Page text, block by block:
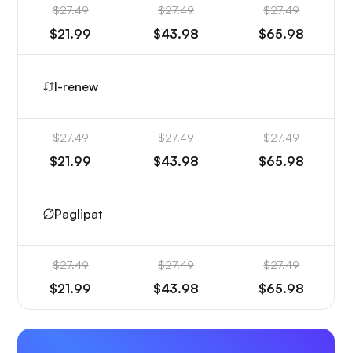
$27.49
$21.99
$27.49
$43.98
$27.49
$65.98
I-renew
$27.49
$21.99
$27.49
$43.98
$27.49
$65.98
Paglipat
$27.49
$21.99
$27.49
$43.98
$27.49
$65.98